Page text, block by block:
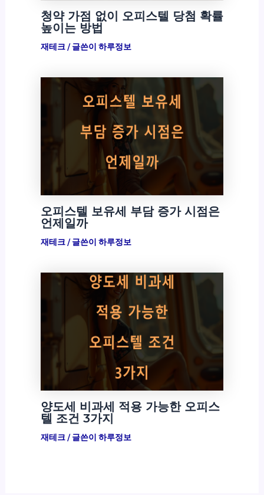
청약 가점 없이 오피스텔 당첨 확률
높이는 방법
재테크/ 글쓴이 하루정보
오피스텔 보유세 부담 증가 시점은
언제일까
재테크/ 글쓴이 하루정보
양도세 비과세 적용 가능한 오피스
텔 조건 3가지
재테크/ 글쓴이 하루정보